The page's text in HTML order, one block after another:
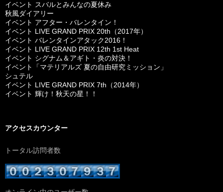
イベント スバルとみんなの夏休み
秋風ダイアリー
イベント アフター・バレンタイン！
イベント LIVE GRAND PRIX 20th（2017年）
イベント バレンタインアタック2016！
イベント LIVE GRAND PRIX 12th 1st Heat
イベント シグナム＆アギト・炎の対決！
イベント「マテリアルズ 夏の自由研究ミッション」
シュテル
イベント LIVE GRAND PRIX 7th（2014年）
イベント 輝け！秋天の星！！
アクセスカウンター
トータル訪問者数